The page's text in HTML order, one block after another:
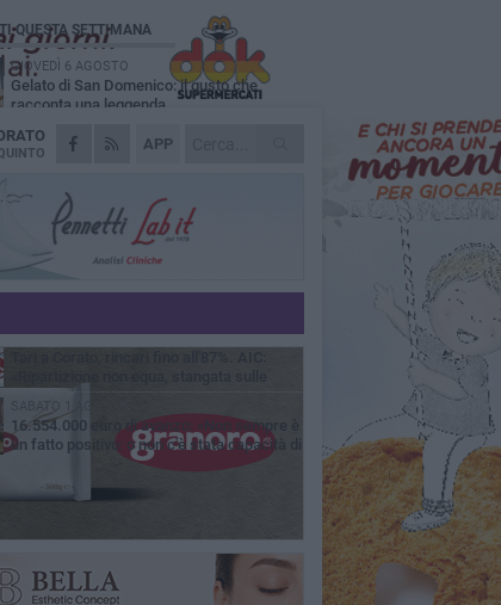
APP
QUESTA SETTIMANA
GIOVEDÌ 6 AGOSTO
Gelato di San Domenico: il gusto che
racconta una leggenda
VENERDÌ 7 AGOSTO
Uomo fermato in via Porta Pia: intervento
GIOVEDÌ 6 AGOSTO
Gaetano Mongelli, sei anni per un sogno:
nasce a Corato "Megaad"
MERCOLEDÌ 5 AGOSTO
Chiuso momentaneamente distributore di
GIOVEDÌ 6 AGOSTO
16.554.000 euro di avanzo: «Non sempre è
un fatto positivo: o non c'è stata capacità di
entrate sono state troppo alte»